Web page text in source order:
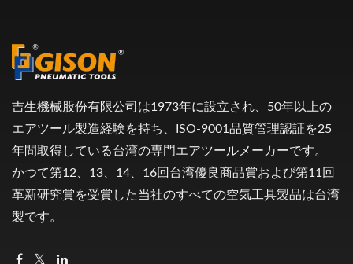
吉生機械股份有限公司は1973年に設立され、50年以上の
エアツール製造経験を持ち、ISO-9001品質管理認証を25
年間取得している台湾の専門エアツールメーカーです。
かつて第12、13、14、16回台湾優良商品賞および第11回
革新研究賞を受賞した当社のすべての空気工具製品は台湾
製です。